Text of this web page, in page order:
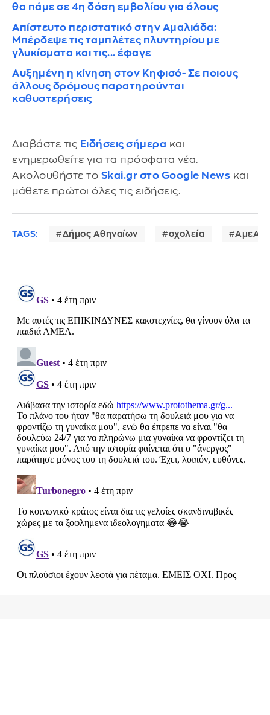
θα πάμε σε 4η δόση εμβολίου για όλους
Απίστευτο περιστατικό στην Αμαλιάδα:
Μπέρδεψε τις ταμπλέτες πλυντηρίου με
γλυκίσματα και τις... έφαγε
Αυξημένη η κίνηση στον Κηφισό- Σε ποιους
άλλους δρόμους παρατηρούνται
καθυστερήσεις
Διαβάστε τις Ειδήσεις σήμερα και
ενημερωθείτε για τα πρόσφατα νέα.
Ακολουθήστε το Skai.gr στο Google News και
μάθετε πρώτοι όλες τις ειδήσεις.
TAGS: Δήμος Αθηναίων σχολεία ΑμεΑ